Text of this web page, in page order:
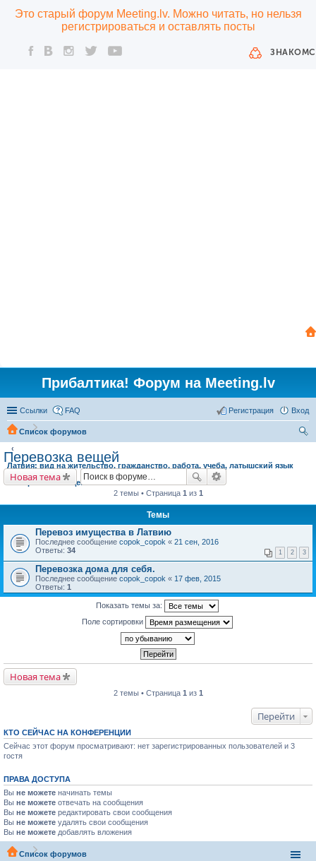
Это старый форум Meeting.lv. Можно читать, но нельзя
регистрироваться и оставлять посты
Прибалтика! Форум на Meeting.lv
Ссылки FAQ Вход
Регистрация
Список форумов
Латвия: вид на жительство, гражданство, работа, учеба, латышский язык
Перевозка вещей
Перевозка вещей
Новая тема
2 темы • Страница 1 из 1
Темы
Перевоз имущества в Латвию
Последнее сообщение copok_copok « 21 сен, 2016
Ответы: 34 1 2 3
Перевозка дома для себя.
Последнее сообщение copok_copok « 17 фев, 2015
Ответы: 1
Показать темы за:
Поле сортировки
Новая тема
2 темы • Страница 1 из 1
Перейти
КТО СЕЙЧАС НА КОНФЕРЕНЦИИ
Сейчас этот форум просматривают: нет зарегистрированных пользователей и 3
гостя
ПРАВА ДОСТУПА
Вы не можете начинать темы
Вы не можете отвечать на сообщения
Вы не можете редактировать свои сообщения
Вы не можете удалять свои сообщения
Вы не можете добавлять вложения
Список форумов